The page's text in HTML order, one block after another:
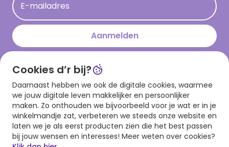
Persberichten
Hallmark en Kinderpostzegels
E-mailadres
Aanmelden
Download onze app
Cookies d’r bij?
Daarnaast hebben we ook de digitale cookies, waarmee
we jouw digitale leven makkelijker en persoonlijker
maken. Zo onthouden we bijvoorbeeld voor je wat er in je
winkelmandje zat, verbeteren we steeds onze website en
laten we je als eerst producten zien die het best passen
bij jouw wensen en interesses! Meer weten over cookies?